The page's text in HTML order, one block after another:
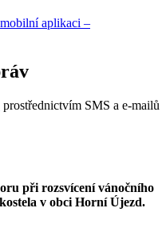
mobilní aplikaci –
prostřednictvím SMS a e-mailů
při rozsvícení vánočního
v obci Horní Újezd.